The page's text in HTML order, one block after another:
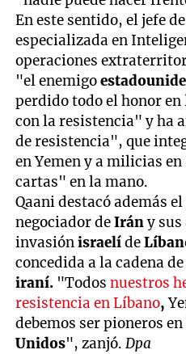
En este sentido, el jefe
especializada en
operaciones
"el enemigo
perdido todo el honor
con la resistencia" y ha
de resistencia", que
en Yemen y a milicias
cartas" en la mano.
Qaani destacó además
negociador deIrány sus
invasiónisraelíde
concedida a la cadena
iraní. "Todosnuestros
resistencia en Líbano,
debemos ser pioneros
Unidos", zanjó.Dpa